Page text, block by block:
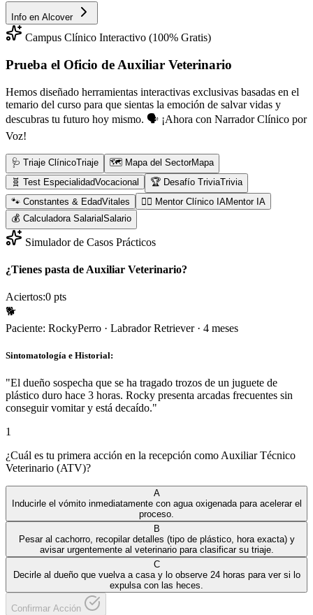
Info en Alcover
Campus Clínico Interactivo (100% Gratis)
Prueba el Oficio de Auxiliar Veterinario
Hemos diseñado herramientas interactivas exclusivas basadas en el
temario del curso para que sientas la emoción de salvar vidas y
descubras tu futuro hoy mismo. 🗣️ ¡Ahora con Narrador Clínico por
Voz!
🩺 Triaje ClínicoTriaje 🗺️ Mapa del SectorMapa
🧬 Test EspecialidadVocacional 🏆 Desafío TriviaTrivia
🐾 Constantes & EdadVitales 👨‍⚕️ Mentor Clínico IAMentor IA
💰 Calculadora SalarialSalario
Simulador de Casos Prácticos
¿Tienes pasta de Auxiliar Veterinario?
Aciertos:0 pts
🐕
Paciente: RockyPerro · Labrador Retriever· 4 meses
Sintomatología e Historial:
"El dueño sospecha que se ha tragado trozos de un juguete de
plástico duro hace 3 horas. Rocky presenta arcadas frecuentes sin
conseguir vomitar y está decaído."
1
¿Cuál es tu primera acción en la recepción como Auxiliar Técnico
Veterinario (ATV)?
A
Inducirle el vómito inmediatamente con agua oxigenada para acelerar el
proceso.
B
Pesar al cachorro, recopilar detalles (tipo de plástico, hora exacta) y
avisar urgentemente al veterinario para clasificar su triaje.
C
Decirle al dueño que vuelva a casa y lo observe 24 horas para ver si lo
expulsa con las heces.
Confirmar Acción